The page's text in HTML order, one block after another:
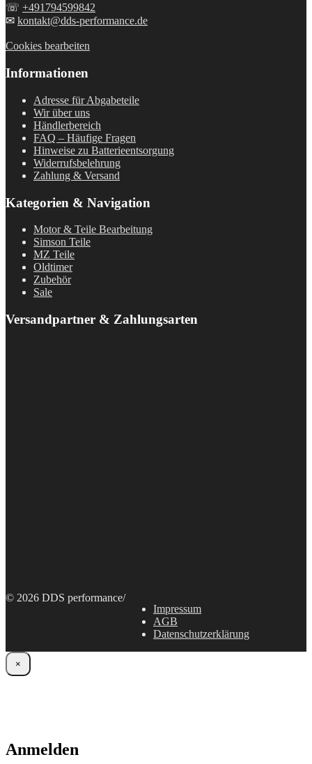
☏ +491794599842
✉ kontakt@dds-performance.de
Cookies bearbeiten
Informationen
Adresse für Abgabeteile
Wir über uns
Händlerbereich
FAQ – Häufige Fragen
Hinweise zu Batterieentsorgung
Widerrufsbelehrung
Zahlung & Versand
Kategorien & Navigation
Motor & Teile Bearbeitung
Simson Teile
MZ Teile
Oldtimer
Zubehör
Sale
Versandpartner & Zahlungsarten
© 2026 DDS performance/
Impressum
AGB
Datenschutzerklärung
×
Anmelden